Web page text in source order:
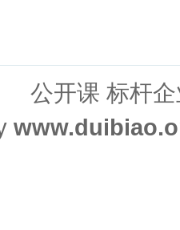
公开课 标杆